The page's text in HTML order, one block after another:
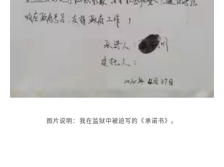
图片说明：我在监狱中被迫写的《承诺书》。